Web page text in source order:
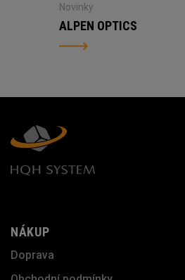
Novinky
ALPEN OPTICS
NÁKUP
Doprava